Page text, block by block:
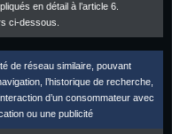
en détail à l’article 6.
ci-dessous.
de réseau similaire, pouvant
l’historique de recherche,
d’un consommateur avec
ou une publicité